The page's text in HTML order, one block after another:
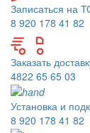
Записаться на
8 920 178 41 82
Заказать
4822 65 65 03
Установка и
8 920 178 41 82